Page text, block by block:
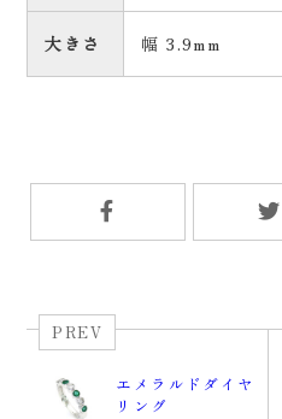
大きさ 幅 3.9mm
PREV
エメラルドダイヤ
リング